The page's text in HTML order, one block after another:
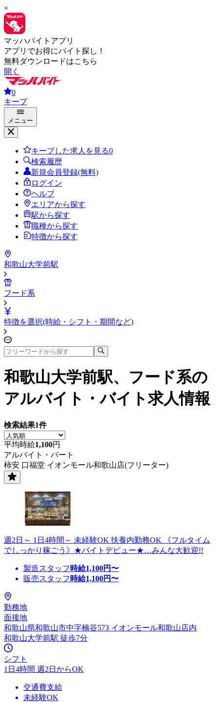
×
マッハバイトアプリ
アプリでお得にバイト探し！
無料ダウンロードはこちら
開く
0
キープ
メニュー
キープした求人を見る0
検索履歴
新規会員登録(無料)
ログイン
ヘルプ
エリアから探す
駅から探す
職種から探す
特徴から探す
和歌山大学前駅
フード系
特徴を選択(時給・シフト・期間など)
和歌山大学前駅、フード系の
アルバイト・バイト求人情報
検索結果1件
平均時給1,100円
アルバイト・パート
柿安 口福堂 イオンモール和歌山店(フリーター)
週2日～ 1日4時間～ 未経験OK 扶養内勤務OK 《フルタイム
でしっかり稼ごう》★バイトデビュー★…みんな大歓迎!!
製造スタッフ 時給1,100円〜
販売スタッフ 時給1,100円〜
勤務地
面接地
和歌山県和歌山市中字楠谷573 イオンモール和歌山店内
和歌山大学前駅 徒歩7分
シフト
1日4時間 週2日からOK
交通費支給
未経験OK